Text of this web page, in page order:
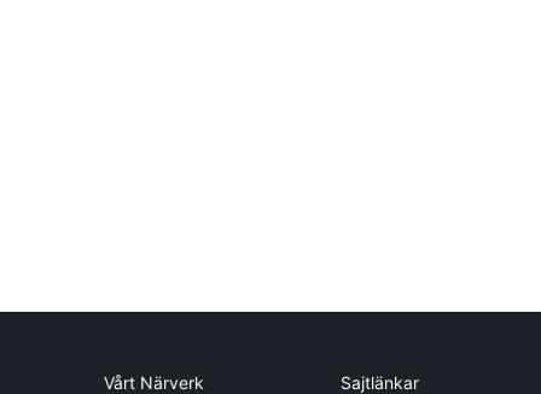
Vårt Närverk Sajtlänkar